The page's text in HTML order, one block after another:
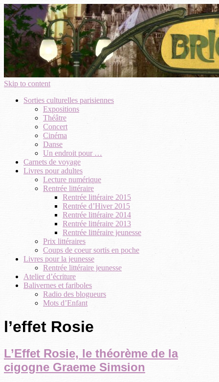
Skip to content
Sorties culturelles parisiennes
Expositions
Théâtre
Concert
Cinéma
Danse
Un endroit pour …
Carnets de voyage
Livres pour adultes
Lecture numérique
Rentrée littéraire
Rentrée littéraire 2015
Rentrée d’Hiver 2015
Rentrée littéraire 2014
Rentrée littéraire 2013
Rentrée littéraire jeunesse
Prix littéraires
Coups de coeur sortis en poche
Livres pour la jeunesse
Rentrée littéraire jeunesse
Atelier d’écriture
Balivernes et fariboles
Radio des blogueurs
Mots d’Enfant
l’effet Rosie
L’Effet Rosie, le théorème de la
cigogne Graeme Simsion